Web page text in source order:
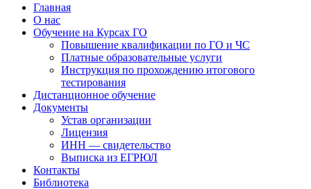
Главная
О нас
Обучение на Курсах ГО
Повышение квалификации по ГО и ЧС
Платные образовательные услуги
Инструкция по прохождению итогового
тестирования
Дистанционное обучение
Документы
Устав организации
Лицензия
ИНН — свидетельство
Выписка из ЕГРЮЛ
Контакты
Библиотека